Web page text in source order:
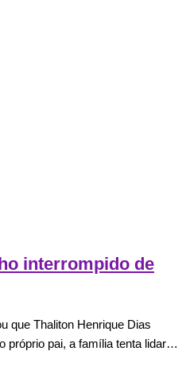
interrompido de
que Thaliton Henrique Dias
próprio pai, a família tenta lidar…